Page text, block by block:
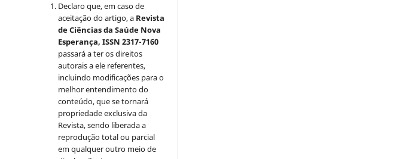
Declaro que, em caso de
aceitação do artigo, a Revista
de Ciências da Saúde Nova
Esperança, ISSN 2317-7160
passará a ter os direitos
autorais a ele referentes,
incluindo modificações para o
melhor entendimento do
conteúdo, que se tornará
propriedade exclusiva da
Revista, sendo liberada a
reprodução total ou parcial
em qualquer outro meio de